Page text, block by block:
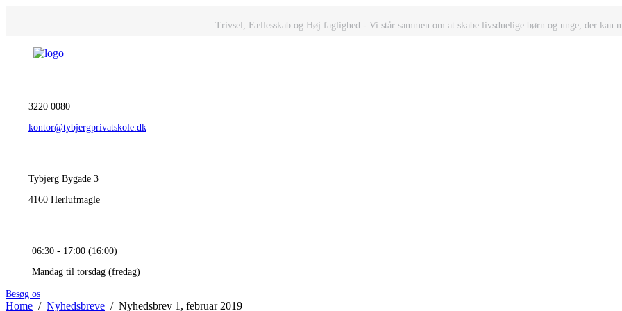
Trivsel, Fællesskab og Høj faglighed - Vi står sammen om at skabe livsduelige børn og unge, der kan
3220 0080
kontor@tybjergprivatskole.dk
Tybjerg Bygade 3
4160 Herlufmagle
06:30 - 17:00 (16:00)
Mandag til torsdag (fredag)
Besøg os
Home Nyhedsbreve
Nyhedsbrev 1, februar 2019